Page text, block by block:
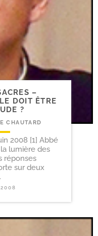
–
DOIT ÊTRE
?
CHAUTARD
2008 [1] Abbé
lumière des
réponses
sur deux